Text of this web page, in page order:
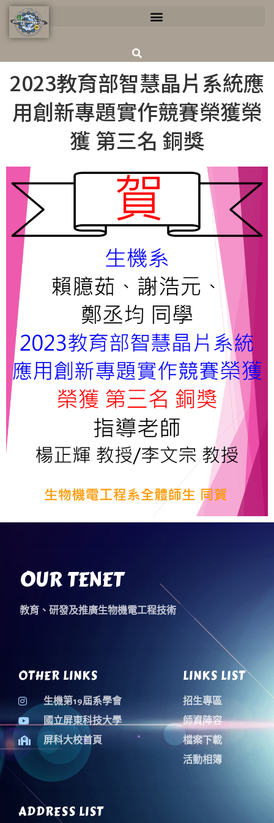
2023教育部智慧晶片系統應
用創新專題實作競賽榮獲榮
獲 第三名 銅獎
ADDRESS LIST
LINKS LIST
招生專區
師資陣容
檔案下載
活動相簿
OTHER LINKS
生機第19屆系學會
國立屏東科技大學
屏科大校首頁
OUR TENET
教育、研發及推廣生物機電工程技術